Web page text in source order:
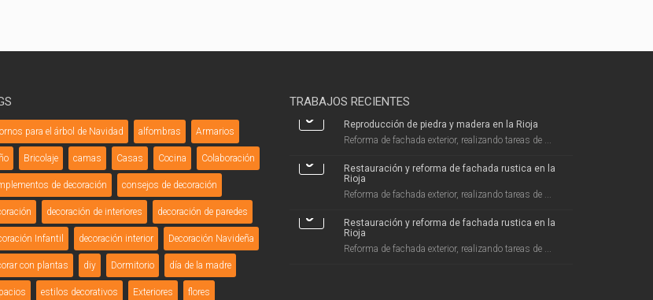
para el árbol de Navidad alfombras Armarios
Bricolaje camas Casas Cocina Colaboración
de decoración consejos de decoración
decoración de interiores decoración de paredes
Infantil decoración interior Decoración Navideña
con plantas diy Dormitorio día de la madre
estilos decorativos Exteriores flores
TRABAJOS RECIENTES
Reproducción de piedra y madera en la Rioja
Reforma de fachada exterior, realizando tareas de ...
Restauración y reforma de fachada rustica en la
Rioja
Reforma de fachada exterior, realizando tareas de ...
Restauración y reforma de fachada rustica en la
Rioja
Reforma de fachada exterior, realizando tareas de ...